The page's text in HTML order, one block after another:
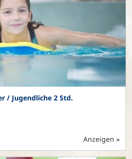
/ Jugendliche 2 Std.
Anzeigen »